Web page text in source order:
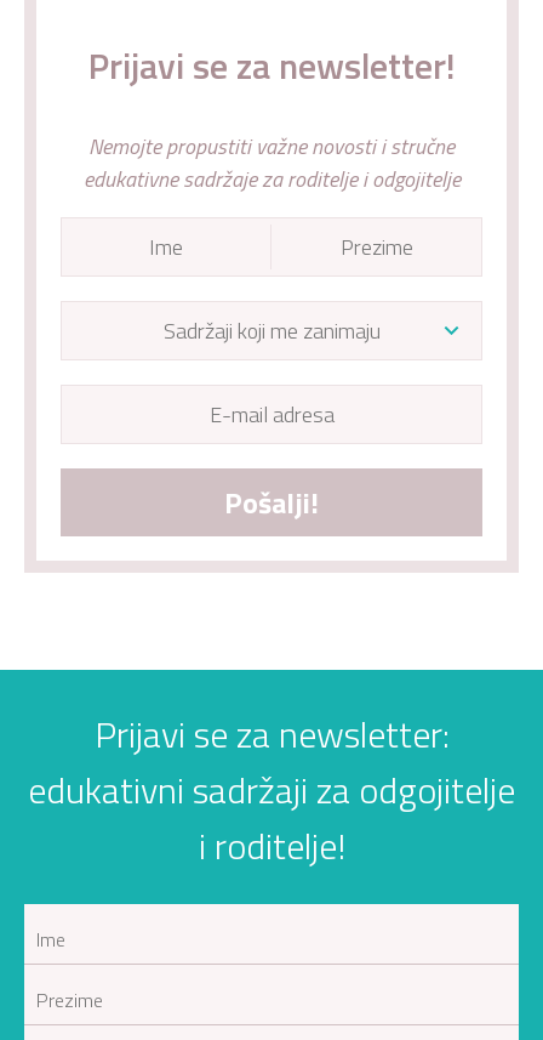
Prijavi se za newsletter!
Nemojte propustiti važne novosti i stručne
edukativne sadržaje za roditelje i odgojitelje
Pošalji!
Prijavi se za newsletter:
edukativni sadržaji za odgojitelje
i roditelje!